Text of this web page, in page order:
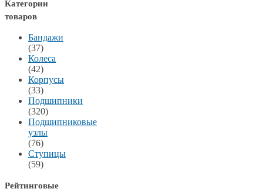
Категории
товаров
Бандажи
(37)
Колеса
(42)
Корпусы
(33)
Подшипники
(320)
Подшипниковые
узлы
(76)
Ступицы
(59)
Рейтинговые